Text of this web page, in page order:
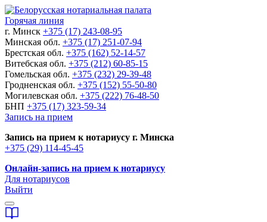
Горячая линия
г. Минск +375 (17) 243-08-95
Минская обл. +375 (17) 251-07-94
Брестская обл. +375 (162) 52-14-57
Витебская обл. +375 (212) 60-85-15
Гомельская обл. +375 (232) 29-39-48
Гродненская обл. +375 (152) 55-50-80
Могилевская обл. +375 (222) 76-48-50
БНП +375 (17) 323-59-34
Запись на прием
Запись на прием к нотариусу г. Минска
+375 (29) 114-45-45
Онлайн-запись на прием к нотариусу
Для нотариусов
Выйти